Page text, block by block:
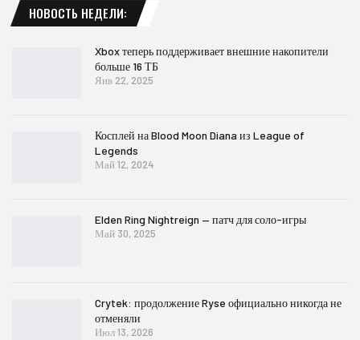
НОВОСТЬ НЕДЕЛИ:
Xbox теперь поддерживает внешние накопители
больше 16 ТБ
Янв 22, 2025
Косплей на Blood Moon Diana из League of
Legends
Май 12, 2024
Elden Ring Nightreign — патч для соло-игры
Май 30, 2025
Crytek: продолжение Ryse официально никогда не
отменяли
Июл 13, 2026